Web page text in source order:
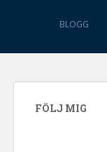
BLOGG
FÖLJ MIG